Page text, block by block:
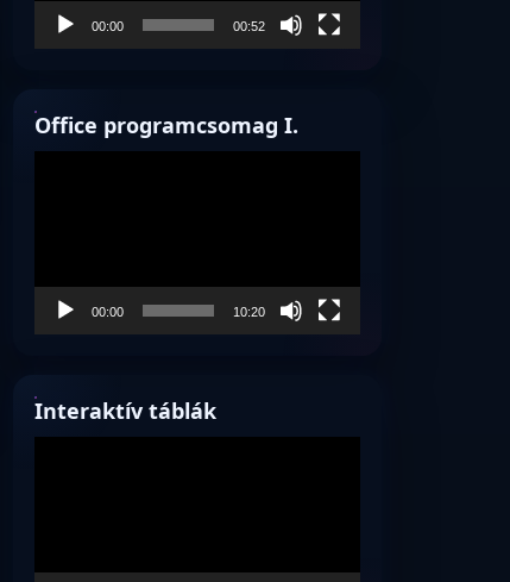
00:00 00:52
Office programcsomag I.
00:00 10:20
Interaktív táblák